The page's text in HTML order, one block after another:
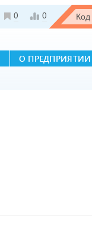
0 0
О ПРЕДПРИЯТИИ